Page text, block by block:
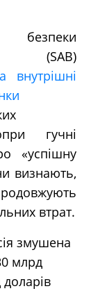
безпеки
(SAB)
внутрішні
гучні
«успішну
визнають,
втрат.
змушена
млрд